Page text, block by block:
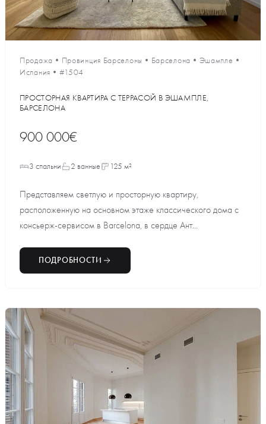
Продажа • Провинция Барселоны • Барселона • Эшампле •
Испания • #1504
ПРОСТОРНАЯ КВАРТИРА С ТЕРРАСОЙ В ЭШАМПЛЕ,
БАРСЕЛОНА
900 000€
3 спальни 2 ванные 125 м²
Представляем светлую и просторную квартиру,
расположенную на основном этаже классического дома с
консьерж-сервисом в Barcelona, в сердце Ант...
ПОДРОБНОСТИ